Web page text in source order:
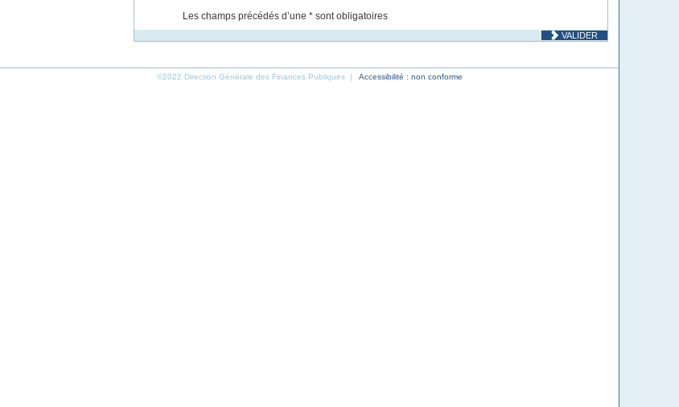
Les champs précédés dʼune * sont obligatoires
VALIDER
©2022 Direction Générale des Finances Publiques | Accessibilité : non conforme